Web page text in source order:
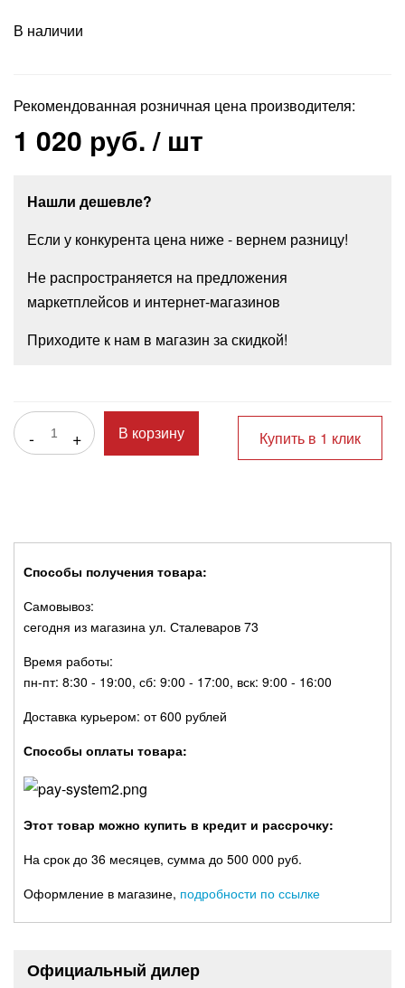
В наличии
Рекомендованная розничная цена производителя:
1 020 руб./ шт
Нашли дешевле?
Если у конкурента цена ниже - вернем разницу!
Не распространяется на предложения
маркетплейсов и интернет-магазинов
Приходите к нам в магазин за скидкой!
- + В корзину Купить в 1 клик
Способы получения товара:
Самовывоз:
сегодня из магазина ул. Сталеваров 73
Время работы:
пн-пт: 8:30 - 19:00, сб: 9:00 - 17:00, вск: 9:00 - 16:00
Доставка курьером: от 600 рублей
Способы оплаты товара:
Этот товар можно купить в кредит и рассрочку:
На срок до 36 месяцев, сумма до 500 000 руб.
Оформление в магазине, подробности по ссылке
Официальный дилер